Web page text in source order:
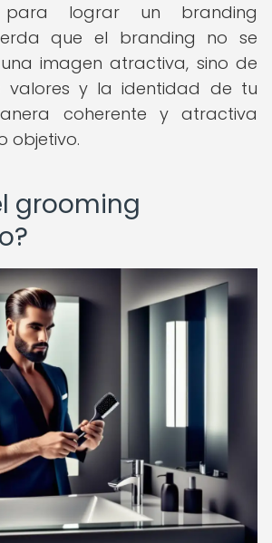
para lograr un branding
que el branding no se
imagen atractiva, sino de
valores y la identidad de tu
coherente y atractiva
objetivo.
grooming